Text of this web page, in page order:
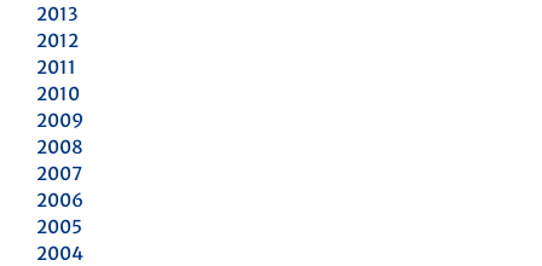
2013
2012
2011
2010
2009
2008
2007
2006
2005
2004